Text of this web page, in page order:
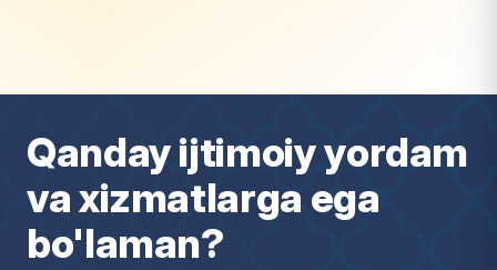
mtiy oz
Qanday ijtimoiy yordam
va xizmatlarga ega
bo'laman?